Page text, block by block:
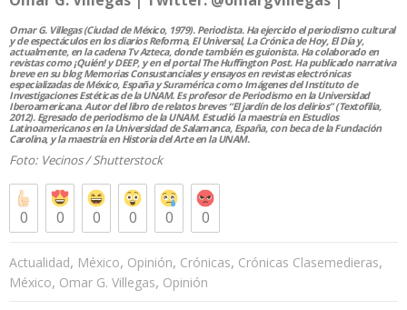
Omar G. Villegas (Ciudad de México, 1979). Periodista. Ha ejercido el periodismo cultural
y de espectáculos en los diarios Reforma, El Universal, La Crónica de Hoy, El Día y,
actualmente, en la cadena Tv Azteca, donde también es guionista. Ha colaborado en
revistas como ¡Quién! y DEEP, y en el portal The Huffington Post. Ha publicado narrativa
breve en su blog Memorias Consustanciales y ensayos en revistas electrónicas
especializadas de México, España y Suramérica como Imágenes del Instituto de
Investigaciones Estéticas de la UNAM. Es profesor de Periodismo en la Universidad
Iberoamericana. Autor del libro de relatos breves “El jardín de los delirios” (Textofilia,
2012). Egresado de periodismo de la UNAM. Estudió la maestría en Estudios
Latinoamericanos en la Universidad de Salamanca, España, con beca de la Fundación
Carolina, y la maestría en Historia del Arte en la UNAM.
Foto: Vecinos /Shutterstock
0 0 0 0 0 0
Actualidad, México, Opinión, Crónicas, Crónicas Clasemedieras,
México, Omar G. Villegas, Opinión